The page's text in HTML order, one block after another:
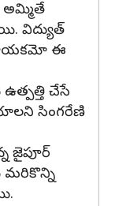
అమ్మితే
విద్యుత్
ఈ
చేసే
సింగరేణి
జైపూర్
మరికొన్ని